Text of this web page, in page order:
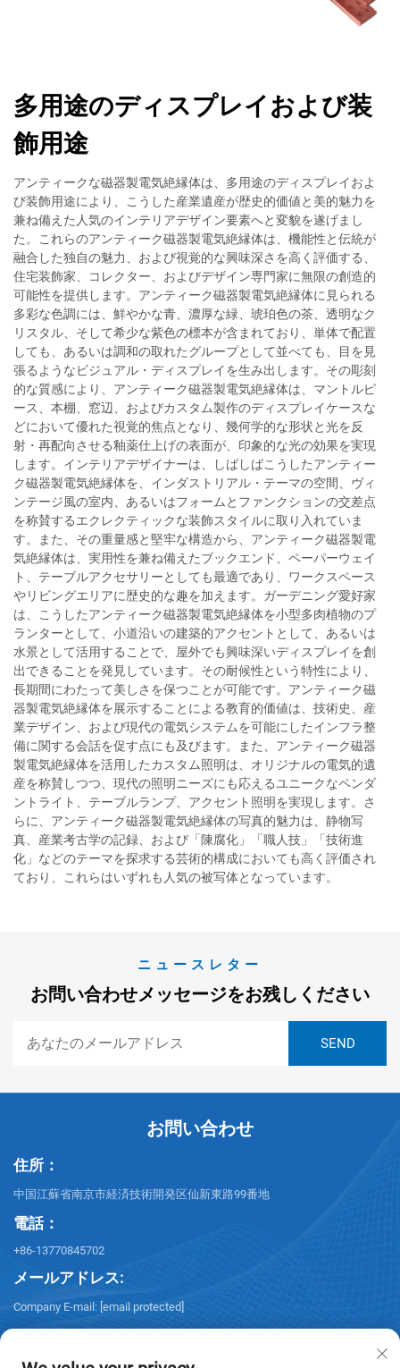
多用途のディスプレイおよび装
飾用途
アンティークな磁器製電気絶縁体は、多用途のディスプレイおよ
び装飾用途により、こうした産業遺産が歴史的価値と美的魅力を
兼ね備えた人気のインテリアデザイン要素へと変貌を遂げまし
た。これらのアンティーク磁器製電気絶縁体は、機能性と伝統が
融合した独自の魅力、および視覚的な興味深さを高く評価する、
住宅装飾家、コレクター、およびデザイン専門家に無限の創造的
可能性を提供します。アンティーク磁器製電気絶縁体に見られる
多彩な色調には、鮮やかな青、濃厚な緑、琥珀色の茶、透明なク
リスタル、そして希少な紫色の標本が含まれており、単体で配置
しても、あるいは調和の取れたグループとして並べても、目を見
張るようなビジュアル・ディスプレイを生み出します。その彫刻
的な質感により、アンティーク磁器製電気絶縁体は、マントルピ
ース、本棚、窓辺、およびカスタム製作のディスプレイケースな
どにおいて優れた視覚的焦点となり、幾何学的な形状と光を反
射・再配向させる釉薬仕上げの表面が、印象的な光の効果を実現
します。インテリアデザイナーは、しばしばこうしたアンティー
ク磁器製電気絶縁体を、インダストリアル・テーマの空間、ヴィ
ンテージ風の室内、あるいはフォームとファンクションの交差点
を称賛するエクレクティックな装飾スタイルに取り入れていま
す。また、その重量感と堅牢な構造から、アンティーク磁器製電
気絶縁体は、実用性を兼ね備えたブックエンド、ペーパーウェイ
ト、テーブルアクセサリーとしても最適であり、ワークスペース
やリビングエリアに歴史的な趣を加えます。ガーデニング愛好家
は、こうしたアンティーク磁器製電気絶縁体を小型多肉植物のプ
ランターとして、小道沿いの建築的アクセントとして、あるいは
水景として活用することで、屋外でも興味深いディスプレイを創
出できることを発見しています。その耐候性という特性により、
長期間にわたって美しさを保つことが可能です。アンティーク磁
器製電気絶縁体を展示することによる教育的価値は、技術史、産
業デザイン、および現代の電気システムを可能にしたインフラ整
備に関する会話を促す点にも及びます。また、アンティーク磁器
製電気絶縁体を活用したカスタム照明は、オリジナルの電気的遺
産を称賛しつつ、現代の照明ニーズにも応えるユニークなペンダ
ントライト、テーブルランプ、アクセント照明を実現します。さ
らに、アンティーク磁器製電気絶縁体の写真的魅力は、静物写
真、産業考古学の記録、および「陳腐化」「職人技」「技術進
化」などのテーマを探求する芸術的構成においても高く評価され
ており、これらはいずれも人気の被写体となっています。
ニュースレター
お問い合わせメッセージをお残しください
お問い合わせ
住所：
中国江蘇省南京市経済技術開発区仙新東路99番地
電話：
+86-13770845702
メールアドレス:
Company E-mail: [email protected]